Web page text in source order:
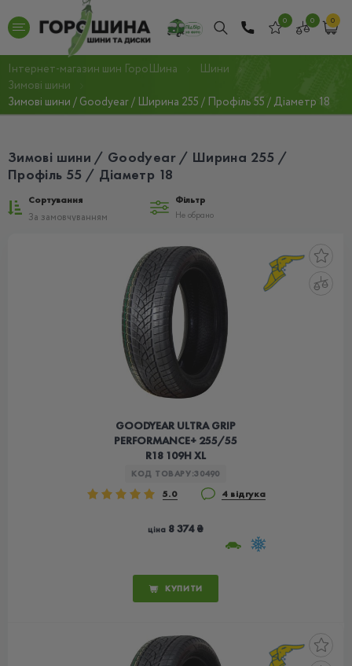
0 0 0
Інтернет-магазин шин ГороШина
Шини
Зимові шини
Зимові шини / Goodyear / Ширина 255 / Профіль 55 / Діаметр 18
Зимові шини / Goodyear / Ширина 255 /
Профіль 55 / Діаметр 18
Сортування
Фільтр
Не обрано
GOODYEAR ULTRA GRIP
PERFORMANCE+ 255/55
R18 109H XL
КОД ТОВАРУ:30490
5.0 4 відгука
ціна 8 374 ₴
КУПИТИ